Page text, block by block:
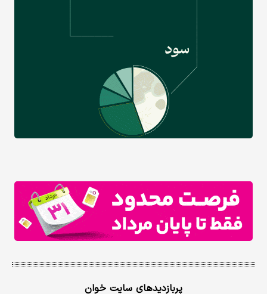
پربازدیدهای سایت خوان